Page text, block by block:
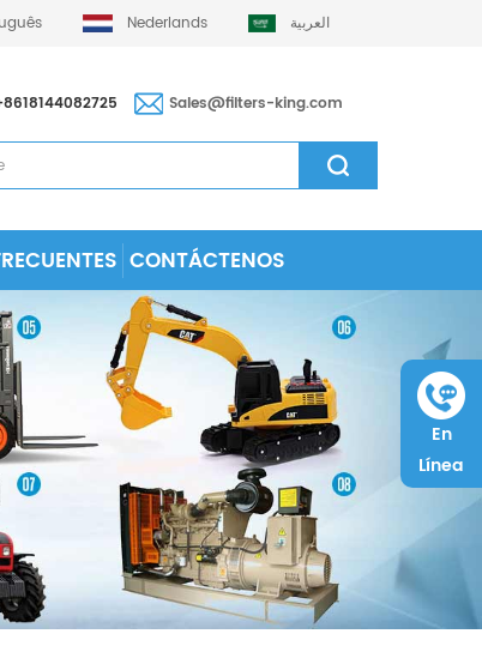
Nederlands العربية
Sales@filters-king.com
CONTÁCTENOS
En
Línea